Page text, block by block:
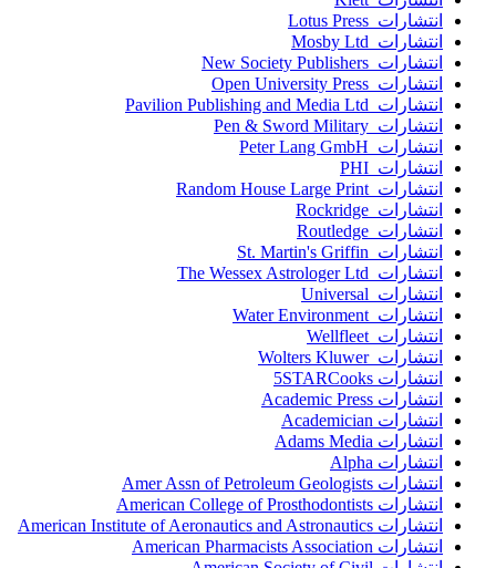
انتشارات Lotus Press
انتشارات Mosby Ltd
انتشارات New Society Publishers
انتشارات Open University Press
انتشارات Pavilion Publishing and Media Ltd
انتشارات Pen & Sword Military
انتشارات Peter Lang GmbH
انتشارات PHI
انتشارات Random House Large Print
انتشارات Rockridge
انتشارات Routledge
انتشارات St. Martin's Griffin
انتشارات The Wessex Astrologer Ltd
انتشارات Universal
انتشارات Water Environment
انتشارات Wellfleet
انتشارات Wolters Kluwer
انتشارات 5STARCooks
انتشارات Academic Press
انتشارات Academician
انتشارات Adams Media
انتشارات Alpha
انتشارات Amer Assn of Petroleum Geologists
انتشارات American College of Prosthodontists
انتشارات American Institute of Aeronautics and Astronautics
انتشارات American Pharmacists Association